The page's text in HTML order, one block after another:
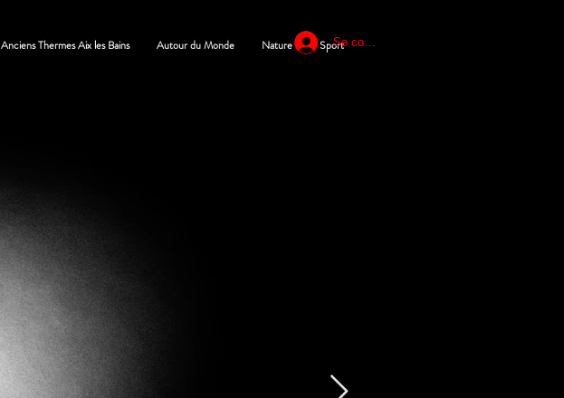
Anciens Thermes Aix les Bains Autour du Monde Nature SportSe connecter